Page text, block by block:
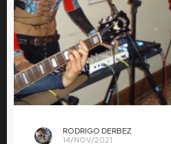
RODRIGO DERBEZ
14/NOV/2021